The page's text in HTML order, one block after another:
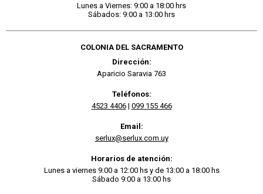
Lunes a Viernes: 9:00 a 18:00 hrs
Sábados: 9:00 a 13:00 hrs
COLONIA DEL SACRAMENTO
Dirección:
Aparicio Saravia 763
Teléfonos:
4523 4406| 099 155 466
Email:
serlux@serlux.com.uy
Horarios de atención:
Lunes a viernes 9:00 a 12:00 hs y de 13:00 a 18:00 hs
Sábado 9:00 a 13:00 hs